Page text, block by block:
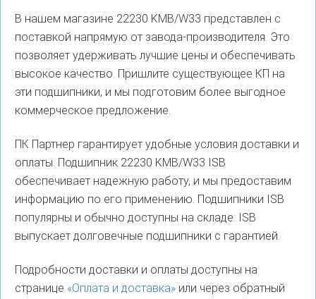
В нашем магазине 22230 KMB/W33 представлен с
поставкой напрямую от завода-производителя. Это
позволяет удерживать лучшие цены и обеспечивать
высокое качество. Пришлите существующее КП на
эти подшипники, и мы подготовим более выгодное
коммерческое предложение.
ПК Партнер гарантирует удобные условия доставки и
оплаты. Подшипник 22230 KMB/W33 ISB
обеспечивает надежную работу, и мы предоставим
информацию по его применению. Подшипники ISB
популярны и обычно доступны на складе. ISB
выпускает долговечные подшипники с гарантией.
Подробности доставки и оплаты доступны на
странице «Оплата и доставка» или через обратный